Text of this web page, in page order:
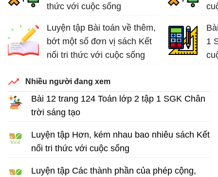
thức với cuộc sống
Luyện tập Bài toán về thêm,
bớt một số đơn vị sách Kết
nối tri thức với cuộc sống
1
Nhiều người đang xem
Bài 12 trang 124 Toán lớp 2 tập 1 SGK Chân
trời sáng tạo
Luyện tập Hơn, kém nhau bao nhiêu sách Kết
nối tri thức với cuộc sống
Luyện tập Các thành phần của phép cộng,